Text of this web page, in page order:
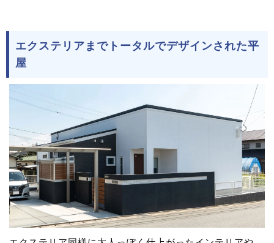
エクステリアまでトータルでデザインされた平
屋